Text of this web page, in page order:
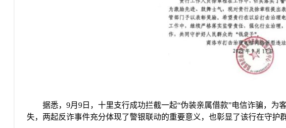
据悉，9月9日，十里支行成功拦截一起“伪装亲属借款”电信诈骗，为
失，两起反诈事件充分体现了警银联动的重要意义，也彰显了该行在守护